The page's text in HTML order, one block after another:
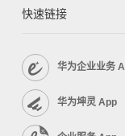
快速链接
华为企业业务
华为坤灵 App